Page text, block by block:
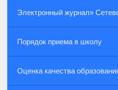
Электронный журнал»
Порядок приема в школу
Оценка качества